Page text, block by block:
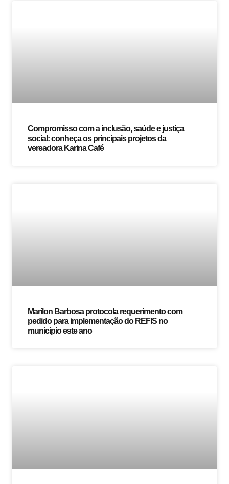
Compromisso com a inclusão, saúde e justiça
social: conheça os principais projetos da
vereadora Karina Café
Marilon Barbosa protocola requerimento com
pedido para implementação do REFIS no
município este ano